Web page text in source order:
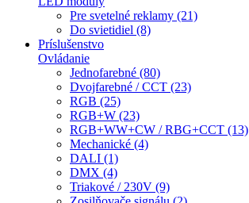
Pre svetelné reklamy (21)
Do svietidiel (8)
Príslušenstvo
Ovládanie
Jednofarebné (80)
Dvojfarebné / CCT (23)
RGB (25)
RGB+W (23)
RGB+WW+CW / RBG+CCT (13)
Mechanické (4)
DALI (1)
DMX (4)
Triakové / 230V (9)